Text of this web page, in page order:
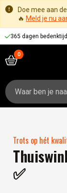
Doe mee aan
🔥 Meld je nu
365 dagen bedenktijd
Zoeken
naar:
Trots op hét
✅